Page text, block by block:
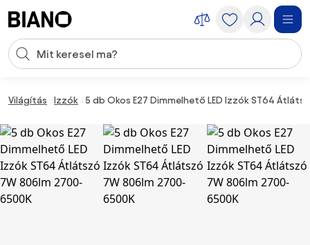
Keresési bevitel
Világítás Izzók 5 db Okos E27 Dimmelhető LED Izzók ST64